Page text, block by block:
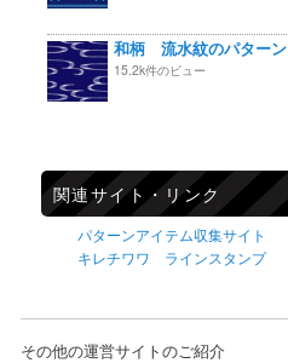
和柄 流水紋のパターン
15.2k件のビュー
関連サイト・リンク
パターンアイテム収集サイト
キレチワワ ラインスタンプ
その他の運営サイトのご紹介